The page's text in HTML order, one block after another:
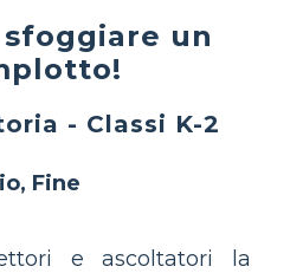
un
- Classi K-2
Fine
e ascoltatori la